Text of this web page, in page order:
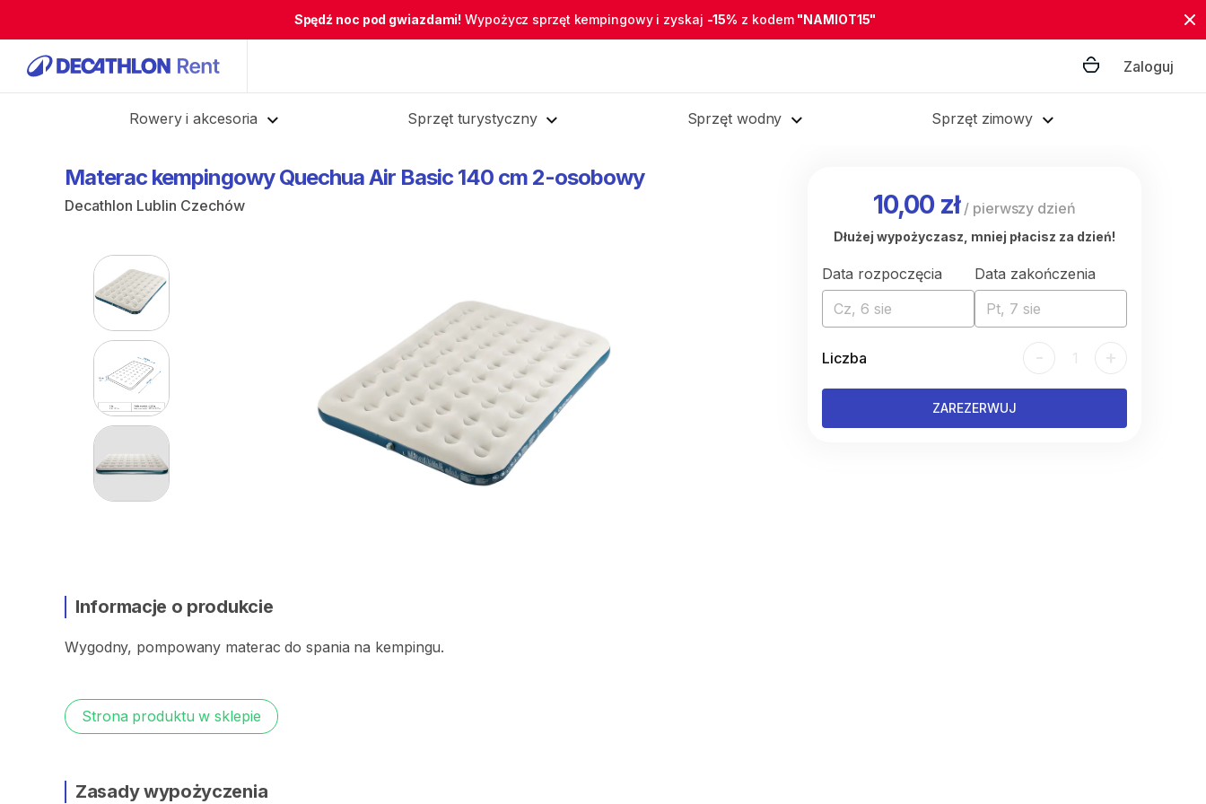
Spędź noc pod gwiazdami! Wypożycz sprzęt kempingowy i zyskaj -15% z kodem "NAMIOT15"
Zaloguj
Rowery i akcesoria Sprzęt turystyczny Sprzęt wodny Sprzęt zimowy
Materac kempingowy QuechuaAir Basic 140 cm 2-osobowy
Decathlon Lublin Czechów
Informacje o produkcie
Wygodny​​​,​ pompowany materac do spania na kempingu.
Strona produktu w sklepie
Zasady wypożyczenia
10,00 zł/ pierwszy dzień
Dłużej wypożyczasz, mniej płacisz za dzień!
Data rozpoczęcia
Cz, 6 sie
Data zakończenia
Pt, 7 sie
Liczba - 1 +
ZAREZERWUJ